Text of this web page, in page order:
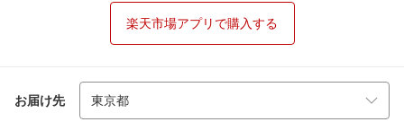
楽天市場アプリで購入する
お届け先